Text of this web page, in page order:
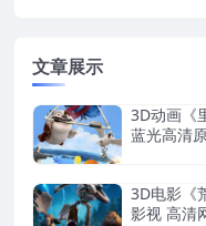
文章展示
3D动画《
蓝光高清
3D电影《
影视 高清